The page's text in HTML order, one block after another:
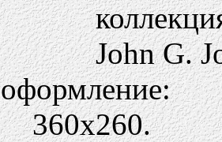
John G.
оформление:
360х260.